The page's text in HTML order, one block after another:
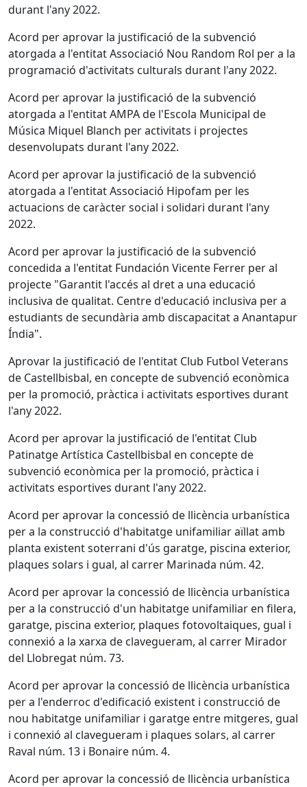
durant l'any 2022.
Acord per aprovar la justificació de la subvenció
atorgada a l'entitat Associació Nou Random Rol per a la
programació d'activitats culturals durant l'any 2022.
Acord per aprovar la justificació de la subvenció
atorgada a l'entitat AMPA de l'Escola Municipal de
Música Miquel Blanch per activitats i projectes
desenvolupats durant l'any 2022.
Acord per aprovar la justificació de la subvenció
atorgada a l'entitat Associació Hipofam per les
actuacions de caràcter social i solidari durant l'any
2022.
Acord per aprovar la justificació de la subvenció
concedida a l'entitat Fundación Vicente Ferrer per al
projecte "Garantit l'accés al dret a una educació
inclusiva de qualitat. Centre d'educació inclusiva per a
estudiants de secundària amb discapacitat a Anantapur
Índia".
Aprovar la justificació de l'entitat Club Futbol Veterans
de Castellbisbal, en concepte de subvenció econòmica
per la promoció, pràctica i activitats esportives durant
l'any 2022.
Acord per aprovar la justificació de l'entitat Club
Patinatge Artística Castellbisbal en concepte de
subvenció econòmica per la promoció, pràctica i
activitats esportives durant l'any 2022.
Acord per aprovar la concessió de llicència urbanística
per a la construcció d'habitatge unifamiliar aïllat amb
planta existent soterrani d'ús garatge, piscina exterior,
plaques solars i gual, al carrer Marinada núm. 42.
Acord per aprovar la concessió de llicència urbanística
per a la construcció d'un habitatge unifamiliar en filera,
garatge, piscina exterior, plaques fotovoltaiques, gual i
connexió a la xarxa de clavegueram, al carrer Mirador
del Llobregat núm. 73.
Acord per aprovar la concessió de llicència urbanística
per a l'enderroc d'edificació existent i construcció de
nou habitatge unifamiliar i garatge entre mitgeres, gual
i connexió al clavegueram i plaques solars, al carrer
Raval núm. 13 i Bonaire núm. 4.
Acord per aprovar la concessió de llicència urbanística